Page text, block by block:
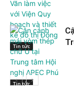
Tin tức
Tin tức